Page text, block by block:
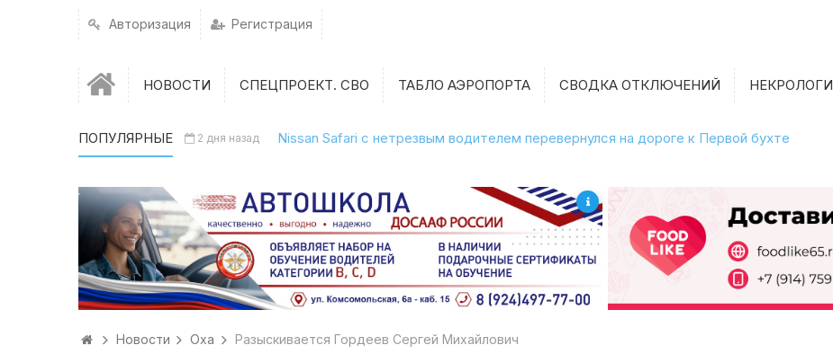
Авторизация Регистрация
НОВОСТИ СПЕЦПРОЕКТ. СВО ТАБЛО АЭРОПОРТА СВОДКА ОТКЛЮЧЕНИЙ НЕКРОЛОГИ
ПОПУЛЯРНЫЕ 2 дня назад Nissan Safari с нетрезвым водителем перевернулся на дороге к Первой бухте
Новости Оха Разыскивается Гордеев Сергей Михайлович